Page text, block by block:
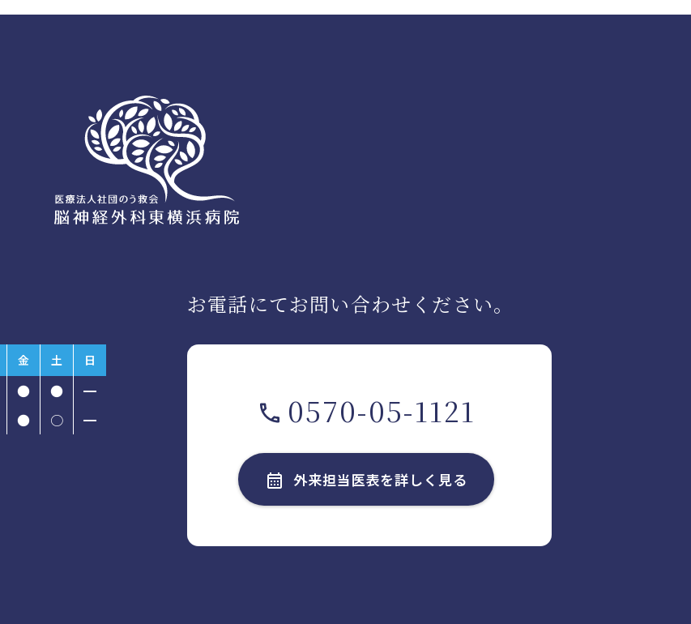
金 土 日
● ●
━
● ○ ━
お電話にてお問い合わせください。
0570-05-1121
外来担当医表を詳しく見る